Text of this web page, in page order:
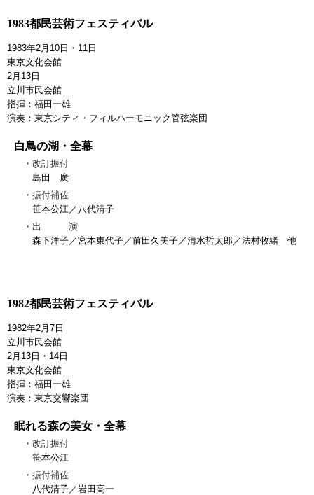
1983都民芸術フェスティバル
1983年2月10日・11日
東京文化会館
2月13日
立川市民会館
指揮：福田一雄
演奏：東京シティ・フィルハーモニック管弦楽団
白鳥の湖・全幕
改訂振付
島田 廣
振付補佐
笹本公江／八代清子
出 演
森下洋子／宮本東代子／前田久美子／清水哲太郎／法村牧緒 他
1982都民芸術フェスティバル
1982年2月7日
立川市民会館
2月13日・14日
東京文化会館
指揮：福田一雄
演奏：東京交響楽団
眠れる森の美女・全幕
改訂振付
笹本公江
振付補佐
八代清子／岩田高一